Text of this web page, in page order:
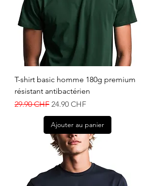
T-shirt basic homme 180g premium
résistant antibactérien
Prix original
29.90 CHF Prix promotionnel
24.90 CHF
Ajouter au panier